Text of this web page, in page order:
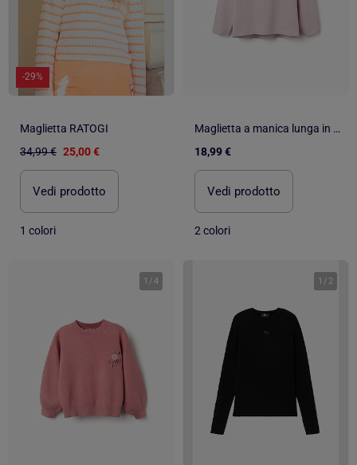
-29%
Maglietta RATOGI
34,99 € 25,00 €
Vedi prodotto
1 colori
Maglietta a manica lunga in cotone con stampa Kuromi
18,99 €
Vedi prodotto
2 colori
1 /4 1 / 2